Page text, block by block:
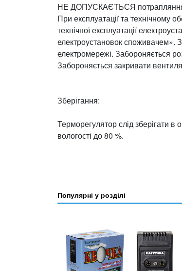
НЕ ДОПУСКАЄТЬСЯ потрапляння
При експлуатації та технічному
технічної експлуатації
електроустановок споживачем».
електромережі. Забороняється
Забороняється закривати
Зберігання:
Терморегулятор слід зберігати в
вологості до 80 %.
Популярні у розділі